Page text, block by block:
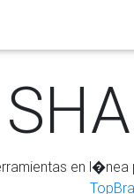
en